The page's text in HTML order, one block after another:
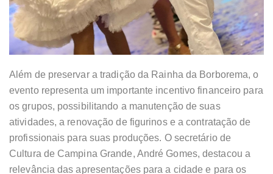
Além de preservar a tradição da Rainha da Borborema, o
evento representa um importante incentivo financeiro para
os grupos, possibilitando a manutenção de suas
atividades, a renovação de figurinos e a contratação de
profissionais para suas produções. O secretário de
Cultura de Campina Grande, André Gomes, destacou a
relevância das apresentações para a cidade e para os